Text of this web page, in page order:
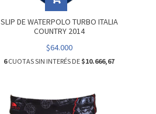
SLIP DE WATERPOLO TURBO ITALIA
COUNTRY 2014
$64.000
6CUOTAS SIN INTERÉS DE $10.666,67